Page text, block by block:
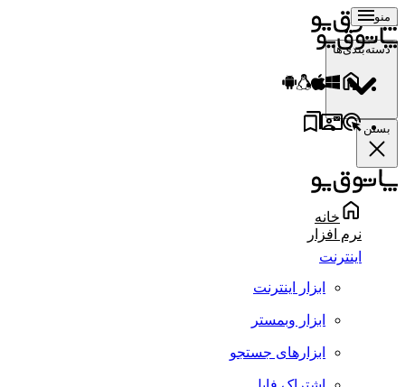
منو
دسته‌بندی‌ها
بستن
خانه
نرم افزار
اینترنت
ابزار اینترنت
ابزار وبمستر
ابزارهای جستجو